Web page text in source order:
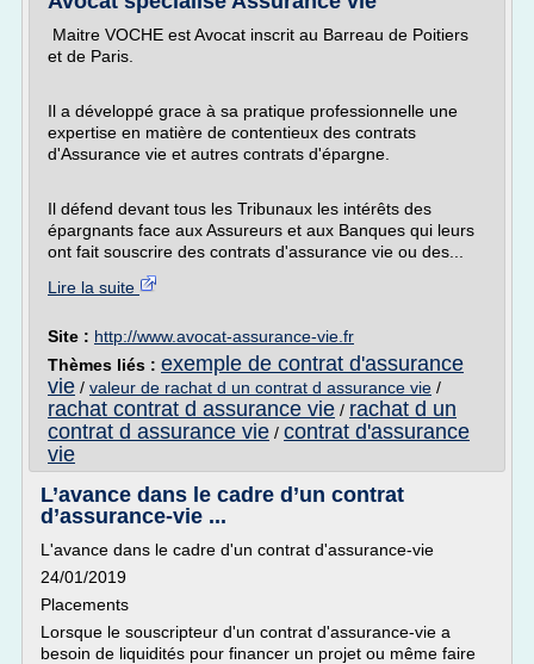
Maitre VOCHE est Avocat inscrit au Barreau de Poitiers
et de Paris.
Il a développé grace à sa pratique professionnelle une
expertise en matière de contentieux des contrats
d'Assurance vie et autres contrats d'épargne.
Il défend devant tous les Tribunaux les intérêts des
épargnants face aux Assureurs et aux Banques qui leurs
ont fait souscrire des contrats d'assurance vie ou des...
Lire la suite
Site : http://www.avocat-assurance-vie.fr
Thèmes liés : exemple de contrat d'assurance
vie / valeur de rachat d un contrat d assurance vie /
rachat contrat d assurance vie / rachat d un
contrat d assurance vie / contrat d'assurance
vie
L’avance dans le cadre d’un contrat
d’assurance-vie ...
L'avance dans le cadre d'un contrat d'assurance-vie
24/01/2019
Placements
Lorsque le souscripteur d'un contrat d'assurance-vie a
besoin de liquidités pour financer un projet ou même faire